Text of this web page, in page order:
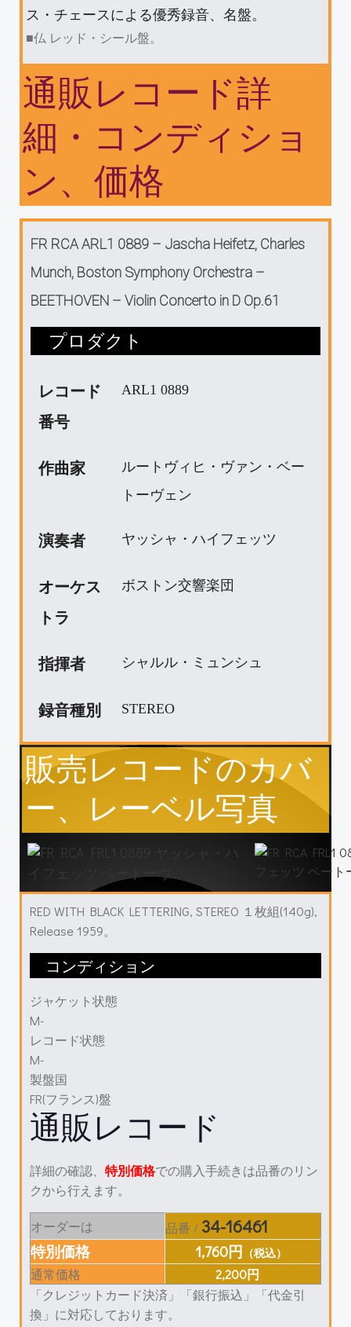
ス・チェースによる優秀録音、名盤。
■仏 レッド・シール盤。
通販レコード詳
細・コンディショ
ン、価格
FR RCA ARL1 0889 – Jascha Heifetz, Charles
Munch, Boston Symphony Orchestra –
BEETHOVEN ‎– Violin Concerto in D Op.61
プロダクト
レコード
番号
ARL1 0889
作曲家
ルートヴィヒ・ヴァン・ベー
トーヴェン
演奏者 ヤッシャ・ハイフェッツ
オーケス
トラ
ボストン交響楽団
指揮者 シャルル・ミュンシュ
録音種別 STEREO
販売レコードのカバ
ー、レーベル写真
RED WITH BLACK LETTERING, STEREO １枚組(140g),
Release 1959。
コンディション
ジャケット状態
M-
レコード状態
M-
製盤国
FR(フランス)盤
通販レコード
詳細の確認、 特別価格での購入手続きは品番のリン
クから行えます。
オーダーは 品番 / 34-16461
特別価格 1,760円 （税込）
通常価格
2,200円
「クレジットカード決済」「銀行振込」「代金引
換」に対応しております。